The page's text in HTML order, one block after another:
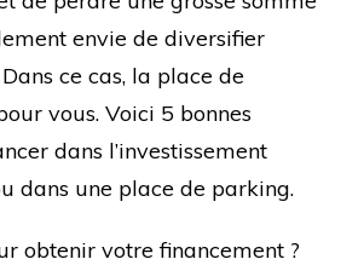
envie de diversifier
ce cas, la place de
vous. Voici 5 bonnes
dans l’investissement
dans une place de parking.
obtenir votre financement ?